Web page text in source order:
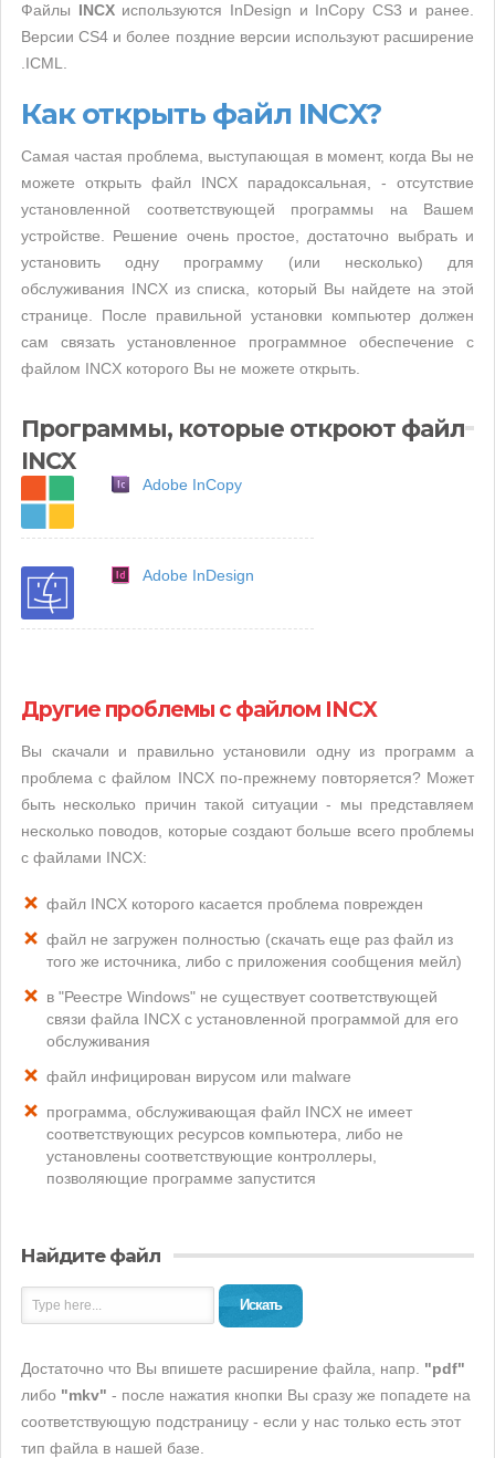
Файлы INCXиспользуются InDesign и InCopy CS3 и ранее.
Версии CS4 и более поздние версии используют расширение
.ICML.
Как открыть файл INCX?
Самая частая проблема, выступающая в момент, когда Вы не
можете открыть файл INCX парадоксальная, - отсутствие
установленной соответствующей программы на Вашем
устройстве. Решение очень простое, достаточно выбрать и
установить одну программу (или несколько) для
обслуживания INCX из списка, который Вы найдете на этой
странице. После правильной установки компьютер должен
сам связать установленное программное обеспечение с
файлом INCX которого Вы не можете открыть.
Программы, которые откроют файл
INCX
Adobe InCopy
Adobe InDesign
Другие проблемы с файлом INCX
Вы скачали и правильно установили одну из программ а
проблема с файлом INCX по-прежнему повторяется? Может
быть несколько причин такой ситуации - мы представляем
несколько поводов, которые создают больше всего проблемы
с файлами INCX:
файл INCX которого касается проблема поврежден
файл не загружен полностью (скачать еще раз файл из
того же источника, либо с приложения сообщения мейл)
в "Реестре Windows" не существует соответствующей
связи файла INCX с установленной программой для его
обслуживания
файл инфицирован вирусом или malware
программа, обслуживающая файл INCX не имеет
соответствующих ресурсов компьютера, либо не
установлены соответствующие контроллеры,
позволяющие программе запустится
Найдите файл
Искать
Достаточно что Вы впишете расширение файла, напр. "pdf"
либо "mkv" - после нажатия кнопки Вы сразу же попадете на
соответствующую подстраницу - если у нас только есть этот
тип файла в нашей базе.